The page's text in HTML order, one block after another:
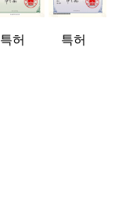
특허 특허